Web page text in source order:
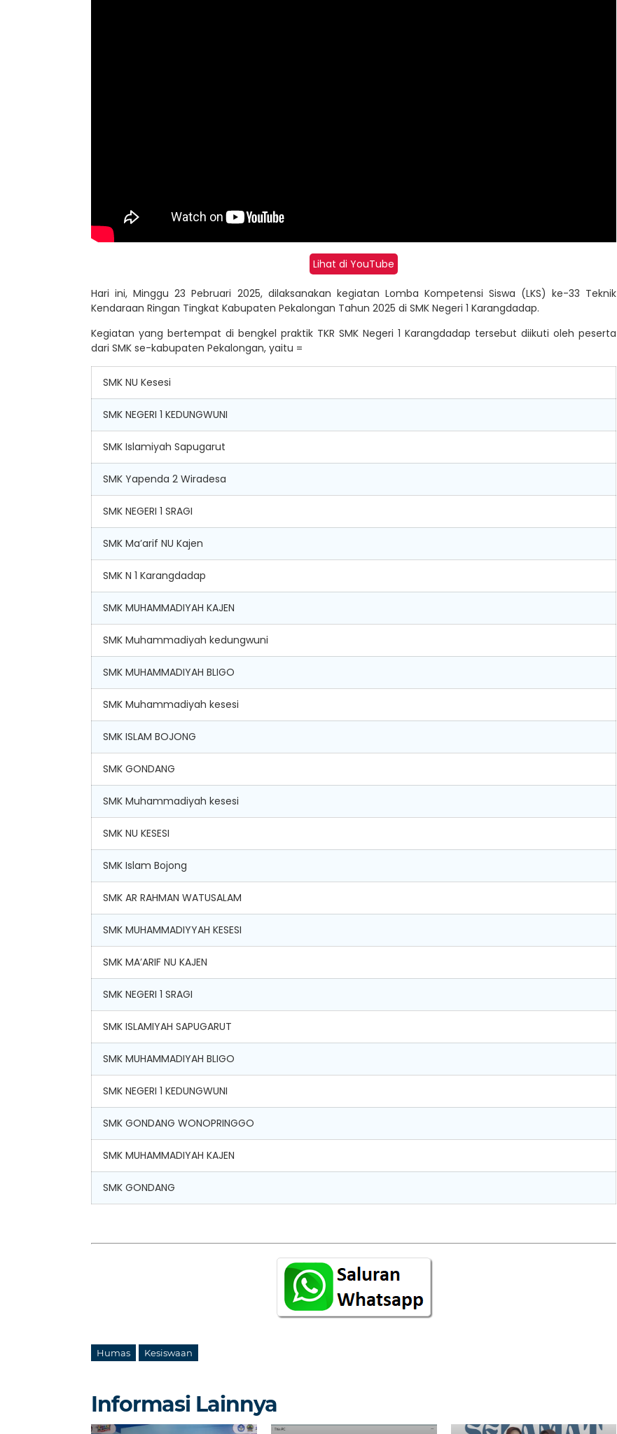
Lihat di YouTube
Hari ini, Minggu 23 Pebruari 2025, dilaksanakan kegiatan Lomba Kompetensi Siswa (LKS) ke-33 Teknik
Kendaraan Ringan Tingkat Kabupaten Pekalongan Tahun 2025 di SMK Negeri 1 Karangdadap.
Kegiatan yang bertempat di bengkel praktik TKR SMK Negeri 1 Karangdadap tersebut diikuti oleh peserta
dari SMK se-kabupaten Pekalongan, yaitu =
SMK NU Kesesi
SMK NEGERI 1 KEDUNGWUNI
SMK Islamiyah Sapugarut
SMK Yapenda 2 Wiradesa
SMK NEGERI 1 SRAGI
SMK Ma’arif NU Kajen
SMK N 1 Karangdadap
SMK MUHAMMADIYAH KAJEN
SMK Muhammadiyah kedungwuni
SMK MUHAMMADIYAH BLIGO
SMK Muhammadiyah kesesi
SMK ISLAM BOJONG
SMK GONDANG
SMK Muhammadiyah kesesi
SMK NU KESESI
SMK Islam Bojong
SMK AR RAHMAN WATUSALAM
SMK MUHAMMADIYYAH KESESI
SMK MA’ARIF NU KAJEN
SMK NEGERI 1 SRAGI
SMK ISLAMIYAH SAPUGARUT
SMK MUHAMMADIYAH BLIGO
SMK NEGERI 1 KEDUNGWUNI
SMK GONDANG WONOPRINGGO
SMK MUHAMMADIYAH KAJEN
SMK GONDANG
Humas Kesiswaan
Informasi Lainnya